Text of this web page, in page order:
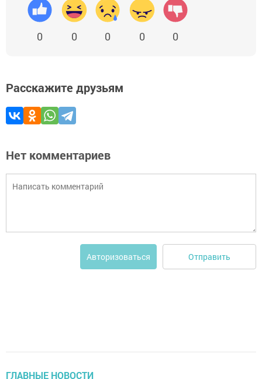
0 0 0 0 0
Расскажите друзьям
Нет комментариев
Авторизоваться Отправить
ГЛАВНЫЕ НОВОСТИ